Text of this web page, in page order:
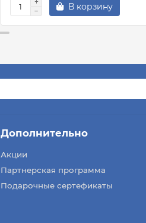
В корзину
Дополнительно
Акции
Партнерская программа
Подарочные сертефикаты